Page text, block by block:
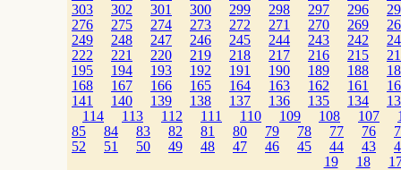
303
302 301 300 299 298 297 296
276
275 274 273 272 271 270 269
249
248 247 246 245 244 243 242
222
221 220 219 218 217 216 215
195
194 193 192 191 190 189 188
168
167 166 165 164 163 162 161
141
140 139 138 137 136 135 134
114
113 112 111 110 109 108 107
85
84 83 82 81 80 79 78 77 76
52
51 50 49 48 47 46 45 44 43
19
18